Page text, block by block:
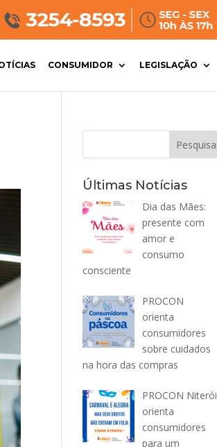
CONSUMIDOR LEGISLAÇÃO
Últimas Notícias
Dia das Mães:
presente com
amor e
consumo
consciente
PROCON
orienta
consumidores
sobre cuidados
na hora das compras
PROCON Niterói
orienta
consumidores
para um